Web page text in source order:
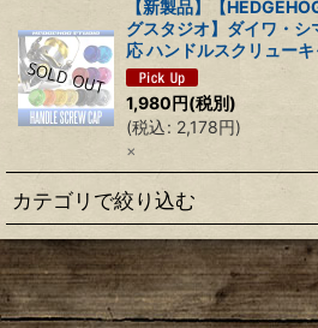
【新製品】【
グスタジオ】ダイワ・シ
応 ハンドルスクリュー
1,980円(税別)
(税込: 2,178円)
×
カテゴリで絞り込む
【シマノ】22ステラ［STELLA］対応
【シマノ】18-19ステラ［STELLA］